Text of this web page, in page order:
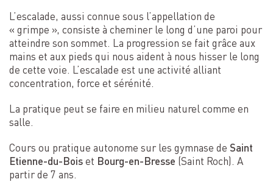
L’escalade, aussi connue sous l’appellation de
« grimpe », consiste à cheminer le long d’une paroi pour
atteindre son sommet. La progression se fait grâce aux
mains et aux pieds qui nous aident à nous hisser le long
de cette voie. L’escalade est une activité alliant
concentration, force et sérénité.
La pratique peut se faire en milieu naturel comme en
salle.
Cours ou pratique autonome sur les gymnase de Saint
Etienne-du-Boiset Bourg-en-Bresse (Saint Roch). A
partir de 7 ans.